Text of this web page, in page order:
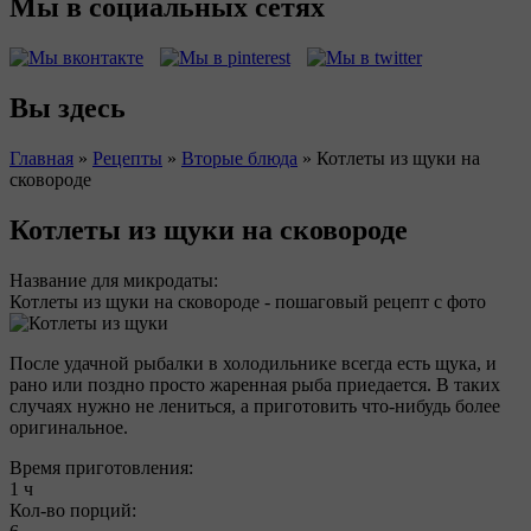
Мы в социальных сетях
Вы здесь
Главная » Рецепты » Вторые блюда » Котлеты из щуки на
сковороде
Котлеты из щуки на сковороде
Название для микродаты:
Котлеты из щуки на сковороде - пошаговый рецепт с фото
После удачной рыбалки в холодильнике всегда есть щука, и
рано или поздно просто жаренная рыба приедается. В таких
случаях нужно не лениться, а приготовить что-нибудь более
оригинальное.
Время приготовления:
1 ч
Кол-во порций: